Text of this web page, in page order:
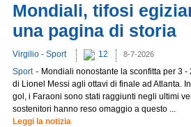
Mondiali, tifosi
una pagina di storia
Virgilio - Sport 12 8-7-2026
Sport- Mondiali nonostante la sconfitta per 3 -
di Lionel Messi agli ottavi di finale ad Atlanta.
gol, i Faraoni sono stati raggiunti negli ultimi
sostenitori hanno reso omaggio a questo ...
Leggi la notizia